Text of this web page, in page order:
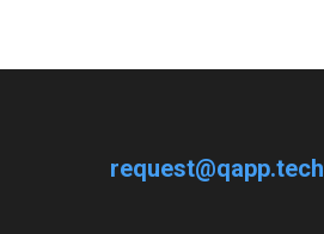
request@qapp.tech